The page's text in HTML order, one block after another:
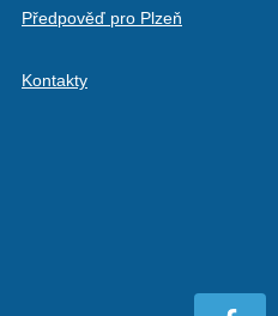
Předpověď pro Plzeň
Kontakty